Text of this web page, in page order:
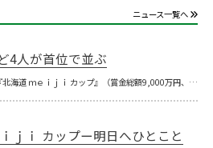
ニュース一覧へ
4人が首位で並ぶ
海道 ｍｅｉｊｉ カップ』（賞金総額9,000万円、…
ｊｉ カップー明日へひとこと